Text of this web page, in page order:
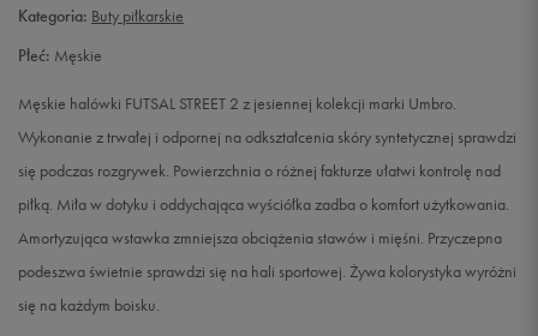
43 27,5 cm
44,5 28,5 cm Powiadom o dostępności
45 29 cm Powiadom o dostępności
46 30 cm
Kategoria: Buty piłkarskie
Płeć: Męskie
Męskie halówki FUTSAL STREET 2 z jesiennej kolekcji marki Umbro.
Wykonanie z trwałej i odpornej na odkształcenia skóry syntetycznej sprawdzi
się podczas rozgrywek. Powierzchnia o różnej fakturze ułatwi kontrolę nad
piłką. Miła w dotyku i oddychająca wyściółka zadba o komfort użytkowania.
Amortyzująca wstawka zmniejsza obciążenia stawów i mięśni. Przyczepna
podeszwa świetnie sprawdzi się na hali sportowej. Żywa kolorystyka wyróżni
się na każdym boisku.